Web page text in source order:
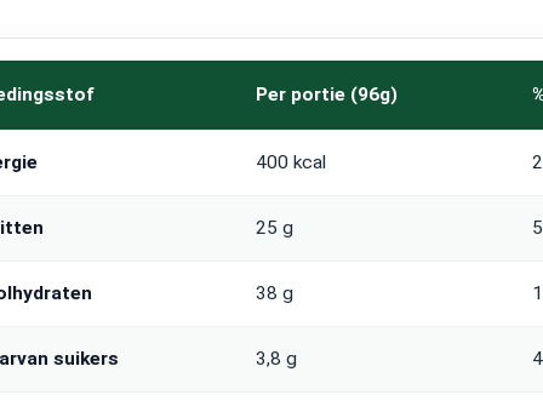
Per portie (96g)
400 kcal
25 g
38 g
suikers 3,8 g